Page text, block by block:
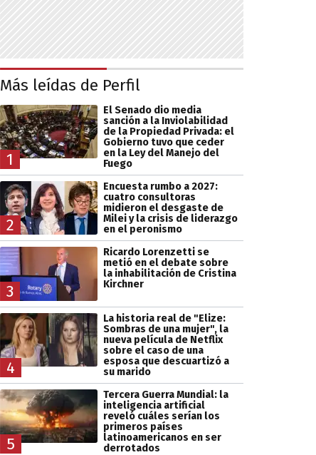
Más leídas de Perfil
1
El Senado dio media
sanción a la Inviolabilidad
de la Propiedad Privada: el
Gobierno tuvo que ceder
en la Ley del Manejo del
Fuego
2
Encuesta rumbo a 2027:
cuatro consultoras
midieron el desgaste de
Milei y la crisis de liderazgo
en el peronismo
3
Ricardo Lorenzetti se
metió en el debate sobre
la inhabilitación de Cristina
Kirchner
4
La historia real de "Elize:
Sombras de una mujer", la
nueva película de Netflix
sobre el caso de una
esposa que descuartizó a
su marido
5
Tercera Guerra Mundial: la
inteligencia artificial
reveló cuáles serían los
primeros países
latinoamericanos en ser
derrotados